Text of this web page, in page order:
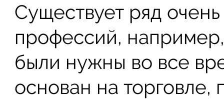
Существует ряд
профессий,
были нужны во все
основан на торговле,